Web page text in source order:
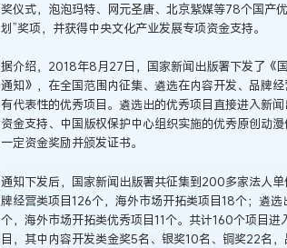
奖仪式，泡泡玛特、网元圣唐、北京紫媒等78个国产
划”奖项，并获得中央文化产业发展专项资金支持。
据介绍，2018年8月27日，国家新闻出版署下发了《
通知》，在全国范围内征集、遴选在内容开发、品牌
有代表性的优秀项目。遴选出的优秀项目直接进入新
资金支持、中国版权保护中心组织实施的优秀原创动
一定资金奖励并颁发证书。
通知下发后，国家新闻出版署共征集到200多家法人
牌经营类项目126个，海外市场开拓类项目18个；遴
个，海外市场开拓类优秀项目11个。共计160个项目
目，其中内容开发类金奖5名、银奖10名、铜奖22名